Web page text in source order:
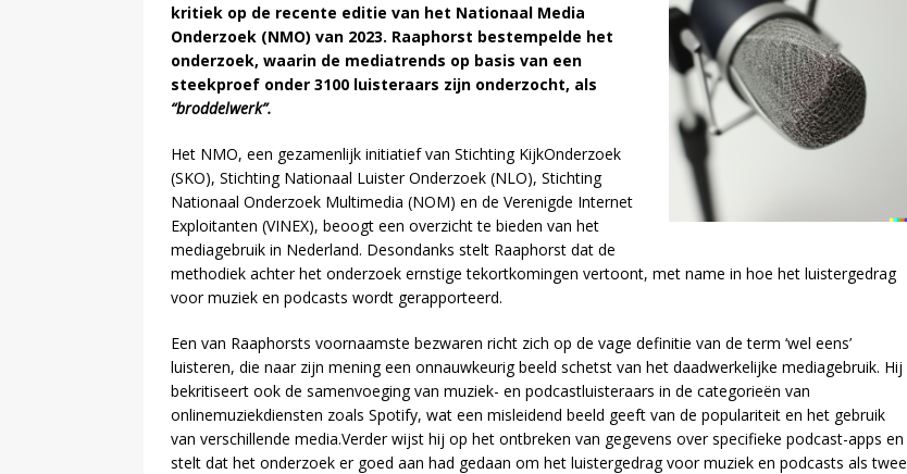
kritiek op de recente editie van het Nationaal Media
Onderzoek (NMO) van 2023. Raaphorst bestempelde het
onderzoek, waarin de mediatrends op basis van een
steekproef onder 3100 luisteraars zijn onderzocht, als
“broddelwerk”.
Het NMO, een gezamenlijk initiatief van Stichting KijkOnderzoek
(SKO), Stichting Nationaal Luister Onderzoek (NLO), Stichting
Nationaal Onderzoek Multimedia (NOM) en de Verenigde Internet
Exploitanten (VINEX), beoogt een overzicht te bieden van het
mediagebruik in Nederland. Desondanks stelt Raaphorst dat de
methodiek achter het onderzoek ernstige tekortkomingen vertoont, met name in hoe het luistergedrag
voor muziek en podcasts wordt gerapporteerd.
Een van Raaphorsts voornaamste bezwaren richt zich op de vage definitie van de term ‘wel eens’
luisteren, die naar zijn mening een onnauwkeurig beeld schetst van het daadwerkelijke mediagebruik. Hij
bekritiseert ook de samenvoeging van muziek- en podcastluisteraars in de categorieën van
onlinemuziekdiensten zoals Spotify, wat een misleidend beeld geeft van de populariteit en het gebruik
van verschillende media.Verder wijst hij op het ontbreken van gegevens over specifieke podcast-apps en
stelt dat het onderzoek er goed aan had gedaan om het luistergedrag voor muziek en podcasts als twee